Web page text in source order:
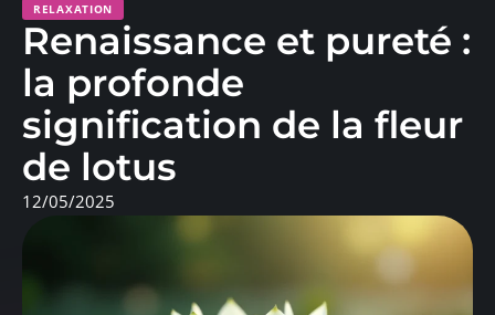
RELAXATION
Renaissance et pureté :
la profonde
signification de la fleur
de lotus
12/05/2025